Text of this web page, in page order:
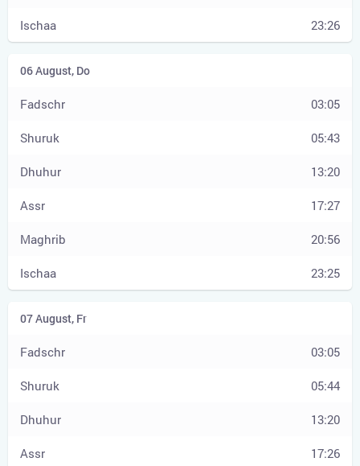
23:26
03:05
05:43
13:20
17:27
20:56
23:25
03:05
05:44
13:20
17:26